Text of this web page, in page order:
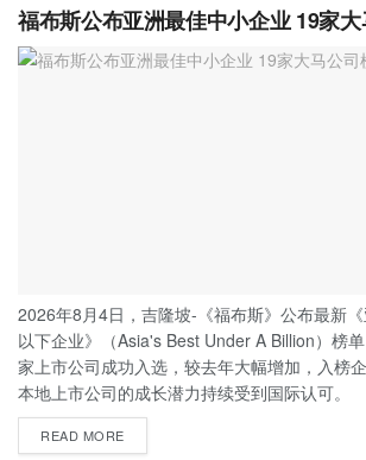
福布斯公布亚洲最佳中小企业 19家
2026年8月4日，吉隆坡-《福布斯》公布最新
以下企业》（Asia's Best Under A Billion）榜
家上市公司成功入选，较去年大幅增加，入榜
本地上市公司的成长潜力持续受到国际认可。
READ MORE